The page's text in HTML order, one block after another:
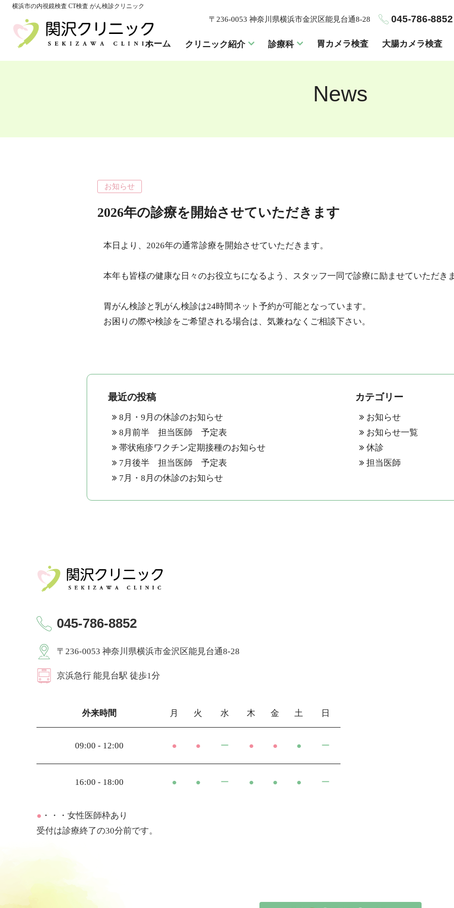
横浜市の内視鏡検査 CT検査 がん検診クリニック
ホーム クリニック紹介 診療科 胃カメラ検査 大腸カメラ検査
〒236-0053 神奈川県横浜市金沢区能見台通8-28 045-786-8852
News
2026年の診療を開始させていただきます
お知らせ
本日より、 2026年の通常診療を開始させていただきます。
本年も皆様の健康な日々のお役立ちになるよう、スタッフ一同で診療に励ませていただき
胃がん検診と乳がん検診は24時間ネット予約が可能となっています。
お困りの際や検診をご希望される場合は、気兼ねなくご相談下さい。
最近の投稿
8月・9月の休診のお知らせ
8月前半 担当医師 予定表
帯状疱疹ワクチン定期接種のお知らせ
7月後半 担当医師 予定表
7月・8月の休診のお知らせ
カテゴリー
お知らせ
お知らせ一覧
休診
担当医師
045-786-8852
〒236-0053 神奈川県横浜市金沢区能見台通8-28
京浜急⾏ 能見台駅 徒歩1分
外来時間 月 火 水 木 金 土 日
09:00 - 12:00 ● ● ー ● ● ● ー
16:00 - 18:00 ● ● ー ● ● ● ー
● ・・・女性医師枠あり
受付は診療終了の30分前です。
ホーム
クリニック紹介
院長・医師紹介